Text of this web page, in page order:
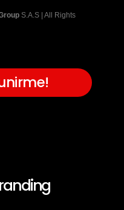
S.A.S | All Rights